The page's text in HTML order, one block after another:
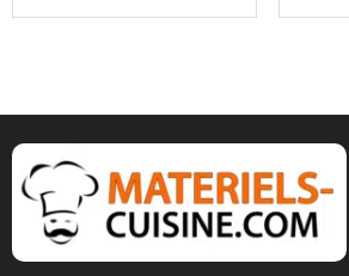
3,065.60€.
est :